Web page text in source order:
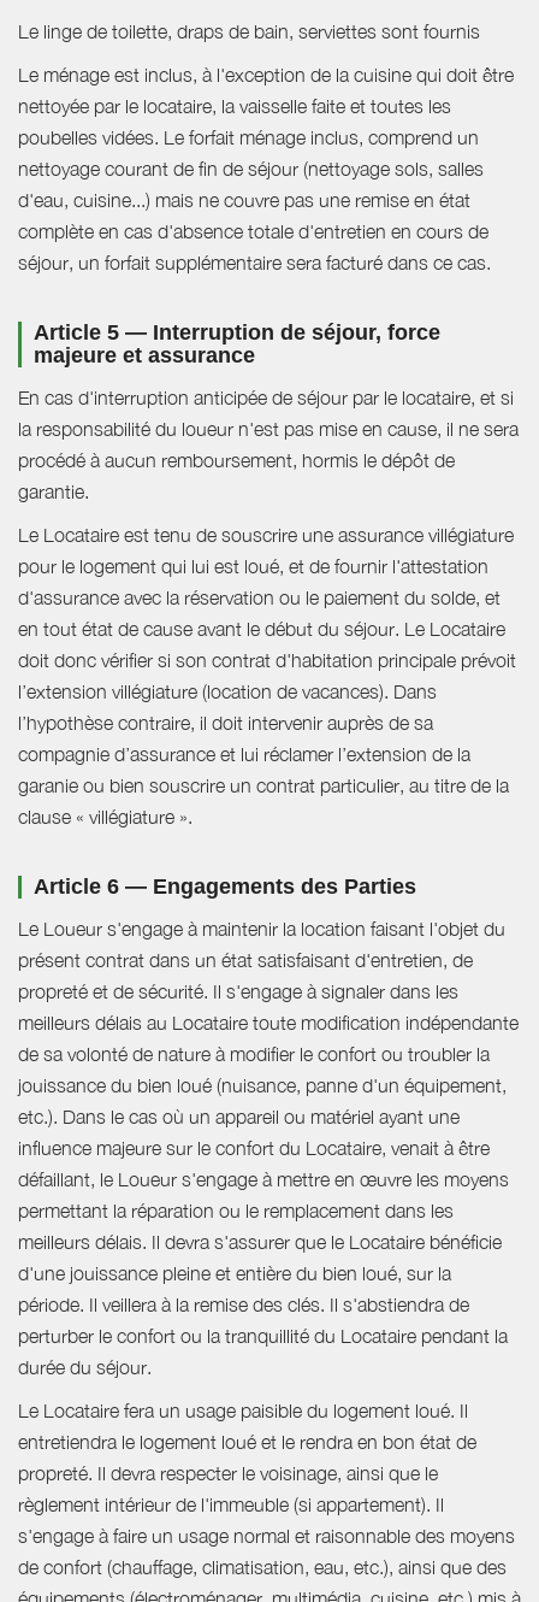
Le linge de toilette, draps de bain, serviettes sont fournis
Le ménage est inclus, à l'exception de la cuisine qui doit être
nettoyée par le locataire, la vaisselle faite et toutes les
poubelles vidées. Le forfait ménage inclus, comprend un
nettoyage courant de fin de séjour (nettoyage sols, salles
d'eau, cuisine...) mais ne couvre pas une remise en état
complète en cas d'absence totale d'entretien en cours de
séjour, un forfait supplémentaire sera facturé dans ce cas.
Article 5 — Interruption de séjour, force
majeure et assurance
En cas d'interruption anticipée de séjour par le locataire, et si
la responsabilité du loueur n'est pas mise en cause, il ne sera
procédé à aucun remboursement, hormis le dépôt de
garantie.
Le Locataire est tenu de souscrire une assurance villégiature
pour le logement qui lui est loué, et de fournir l'attestation
d'assurance avec la réservation ou le paiement du solde, et
en tout état de cause avant le début du séjour. Le Locataire
doit donc vérifier si son contrat d'habitation principale prévoit
l’extension villégiature (location de vacances). Dans
l’hypothèse contraire, il doit intervenir auprès de sa
compagnie d’assurance et lui réclamer l’extension de la
garanie ou bien souscrire un contrat particulier, au titre de la
clause « villégiature ».
Article 6 — Engagements des Parties
Le Loueur s'engage à maintenir la location faisant l'objet du
présent contrat dans un état satisfaisant d'entretien, de
propreté et de sécurité. Il s'engage à signaler dans les
meilleurs délais au Locataire toute modification indépendante
de sa volonté de nature à modifier le confort ou troubler la
jouissance du bien loué (nuisance, panne d'un équipement,
etc.). Dans le cas où un appareil ou matériel ayant une
influence majeure sur le confort du Locataire, venait à être
défaillant, le Loueur s'engage à mettre en œuvre les moyens
permettant la réparation ou le remplacement dans les
meilleurs délais. Il devra s'assurer que le Locataire bénéficie
d'une jouissance pleine et entière du bien loué, sur la
période. Il veillera à la remise des clés. Il s'abstiendra de
perturber le confort ou la tranquillité du Locataire pendant la
durée du séjour.
Le Locataire fera un usage paisible du logement loué. Il
entretiendra le logement loué et le rendra en bon état de
propreté. Il devra respecter le voisinage, ainsi que le
règlement intérieur de l'immeuble (si appartement). Il
s'engage à faire un usage normal et raisonnable des moyens
de confort (chauffage, climatisation, eau, etc.), ainsi que des